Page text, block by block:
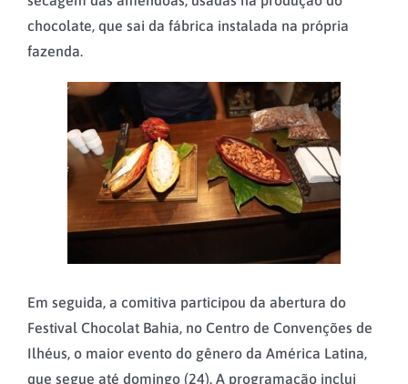
chocolate, que sai da fábrica instalada na própria
fazenda.
Em seguida, a comitiva participou da abertura do
Festival Chocolat Bahia, no Centro de Convenções de
Ilhéus, o maior evento do gênero da América Latina,
que segue até domingo (24). A programação inclui